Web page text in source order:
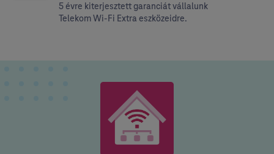
5 évre kiterjesztett garanciát vállalunk
Telekom Wi-Fi Extra eszközeidre.